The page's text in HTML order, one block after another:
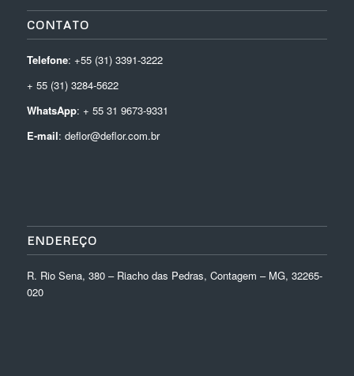
CONTATO
Telefone: +55 (31) 3391-3222
+ 55 (31) 3284-5622
WhatsApp: + 55 31 9673-9331
E-mail: deflor@deflor.com.br
ENDEREÇO
R. Rio Sena, 380 – Riacho das Pedras, Contagem – MG, 32265-
020